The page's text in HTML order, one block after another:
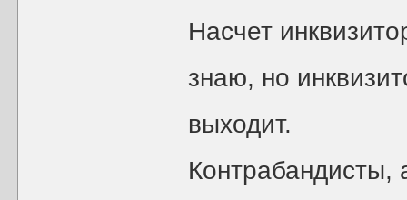
Насчет
знаю, но
выходит.
Контрабандисты,